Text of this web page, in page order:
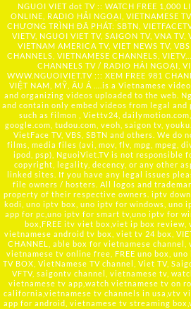
NGUOI VIET dot TV :: WATCH FREE 1,000
ONLINE, RADIO HẢI NGOẠI, VIETNAMESE
CHƯƠNG TRÌNH ĐÃ PHÁT: SBTN,
VIETV, NGUOI VIET TV, SAIGON TV, VNA TV,
VIETNAM AMERICA TV, VIET NEWS TV,
CHANNELS, VIETNAMESE CHANNELS, VIETV,...
CHANNELS TV / RADIO HẢI NGOẠI,
WWW.NGUOIVIET.TV ::: XEM FREE 981
VIỆT NAM, MỸ, ÂU Á ….is a Vietnamese
and organizing videos uploaded to the web.
and contain only embed videos from legal
such as filmon , Viettv24, dailymotion.com,
google.com, tudou.com, veoh, saigon tv,
VietFace TV, VBS, SBTN and others. We do
films, media files (avi, mov, flv, mpg, mpeg,
ipod, psp), NguoiViet.TV is not responsible
copyright, legality, decency, or any other
linked sites. If you have any legal issues
file owners / hosters. All logos and
property of their respective owners. iptv
kodi, uno iptv box, uno iptv for windows, uno
app for pc,uno iptv for smart tv,uno iptv for
box,FREE itv viet box,viet ip box review,
vietnamese android tv box, viet tv 24 box,
CHANNEL, able box for vietnamese
vietnamese tv online free, FREE uno box, uno
TV BOX, VietNamese TV channel, Viet TV,
VFTV, saigontv channel, vietnamese tv,
vietnamese tv app,watch vietnamese tv on
california,vietnamese tv channels in usa,vtv
app for android, vietnamese tv streaming